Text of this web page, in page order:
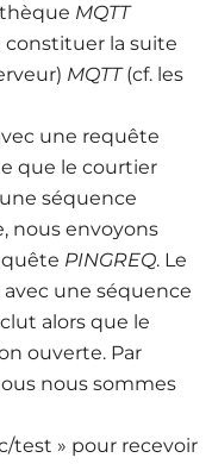
MQTT
la suite
MQTT(cf. les
une requête
que le courtier
séquence
nous envoyons
PINGREQ. Le
une séquence
alors que le
ouverte. Par
nous sommes
test » pour recevoir